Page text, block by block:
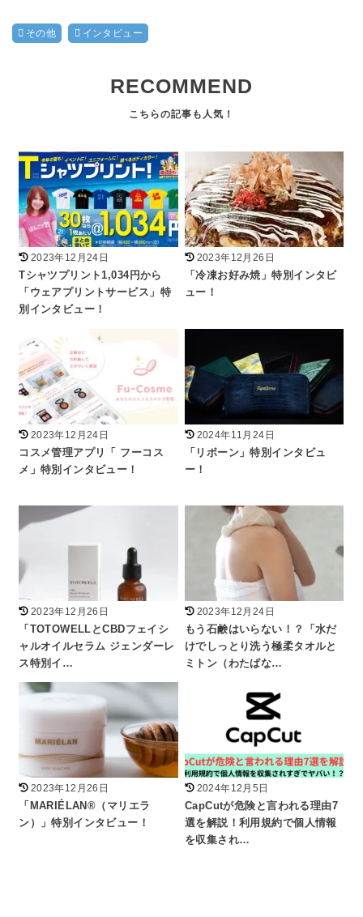
その他 インタビュー
RECOMMEND
2023年12月24日
Tシャツプリント1,034円から
「ウェアプリントサービス」特
別インタビュー！
2023年12月26日
「冷凍お好み焼」特別インタビ
ュー！
2023年12月24日
コスメ管理アプリ「 フーコス
メ」特別インタビュー！
2024年11月24日
「リボーン」特別インタビュ
ー！
2023年12月26日
「TOTOWELLとCBDフェイシ
ャルオイルセラム ジェンダーレ
ス特別イ…
2023年12月24日
もう石鹸はいらない！？「水だ
けでしっとり洗う極柔タオルと
ミトン（わたばな…
2023年12月26日
「MARIÉLAN®（マリエラ
ン）」特別インタビュー！
2024年12月5日
CapCutが危険と言われる理由7
選を解説！利用規約で個人情報
を収集され…